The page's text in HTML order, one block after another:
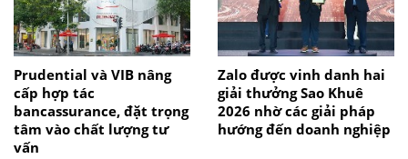
Prudential và VIB nâng
cấp hợp tác
bancassurance, đặt trọng
tâm vào chất lượng tư
vấn
Zalo được vinh danh hai
giải thưởng Sao Khuê
2026 nhờ các giải pháp
hướng đến doanh nghiệp